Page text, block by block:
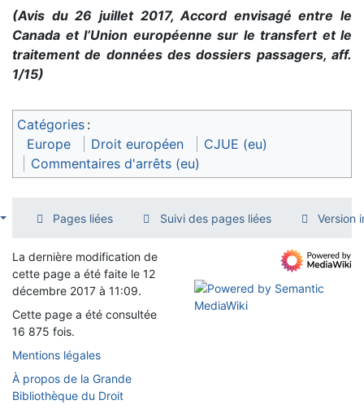
(Avis du 26 juillet 2017, Accord envisagé entre le
Canada et l’Union européenne sur le transfert et le
traitement de données des dossiers passagers, aff.
1/15)
Catégories :
Europe
Droit européen
CJUE (eu)
Commentaires d'arrêts (eu)
Pages liées Suivi des pages liées Version
La dernière modification de
cette page a été faite le 12
décembre 2017 à 11:09.
Cette page a été consultée
16 875 fois.
Mentions légales
À propos de la Grande
Bibliothèque du Droit